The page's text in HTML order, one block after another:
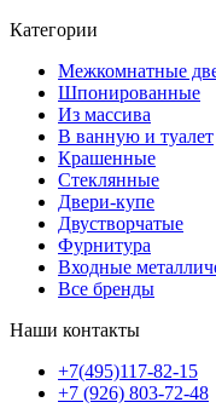
Категории
Межкомнатные
Шпонированные
Из массива
В ванную и туалет
Крашенные
Стеклянные
Двери-купе
Двустворчатые
Фурнитура
Входные
Все бренды
Наши контакты
+7(495)117-82-15
+7 (926) 803-72-48